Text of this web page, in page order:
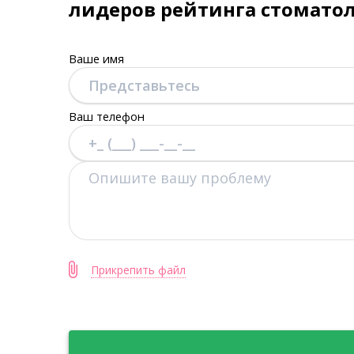
лидеров рейтинга
Ваше имя
Ваш телефон
Прикрепить файл